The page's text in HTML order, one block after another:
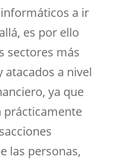
a ir
es por ello
sectores más
atacados a nivel
ya que
prácticamente
las personas,